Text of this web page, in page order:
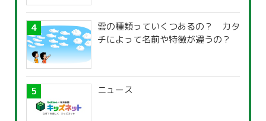
雲の種類っていくつあるの？ カタ
チによって名前や特徴が違うの？
ニュース